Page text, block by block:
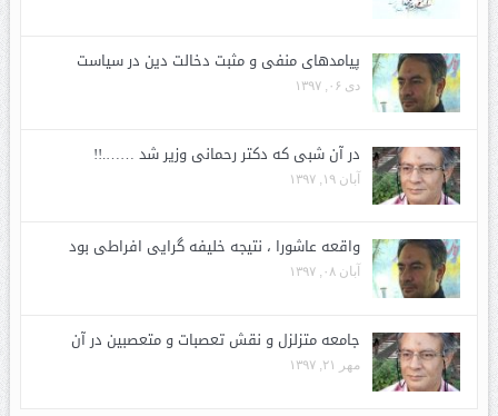
پیامدهای منفی و مثبت دخالت دین در سیاست
دی ۰۶, ۱۳۹۷
در آن شبی که دکتر رحمانی وزیر شد …….!!
آبان ۱۹, ۱۳۹۷
واقعه عاشورا ، نتیجه خلیفه گرایی افراطی بود
آبان ۰۸, ۱۳۹۷
جامعه متزلزل و نقش تعصبات و متعصبین در آن
مهر ۲۱, ۱۳۹۷